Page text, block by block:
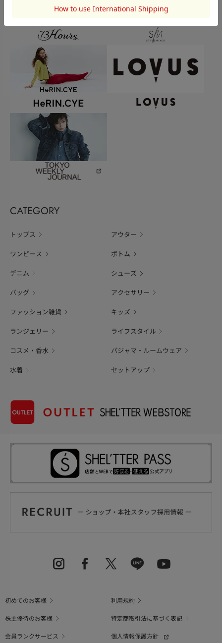
CATEGORY
トップス アウター
ワンピース ボトム
デニム シューズ
バッグ アクセサリー
ファッション雑貨 キッズ
ランジェリー ライフスタイル
コスメ・香水 パジャマ・ルームウェア
水着 セットアップ
初めてのお客様
利用規約
株主優待のお客様
特定商取引法に基づく表記
会員ランクサービス
個人情報保護方針